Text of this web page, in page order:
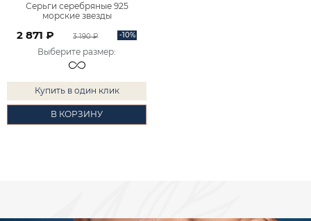
Серьги серебряные 925
морские звезды
2 871 ₽ 3 190 ₽ -10%
Выберите размер:
Купить в один клик
В КОРЗИНУ